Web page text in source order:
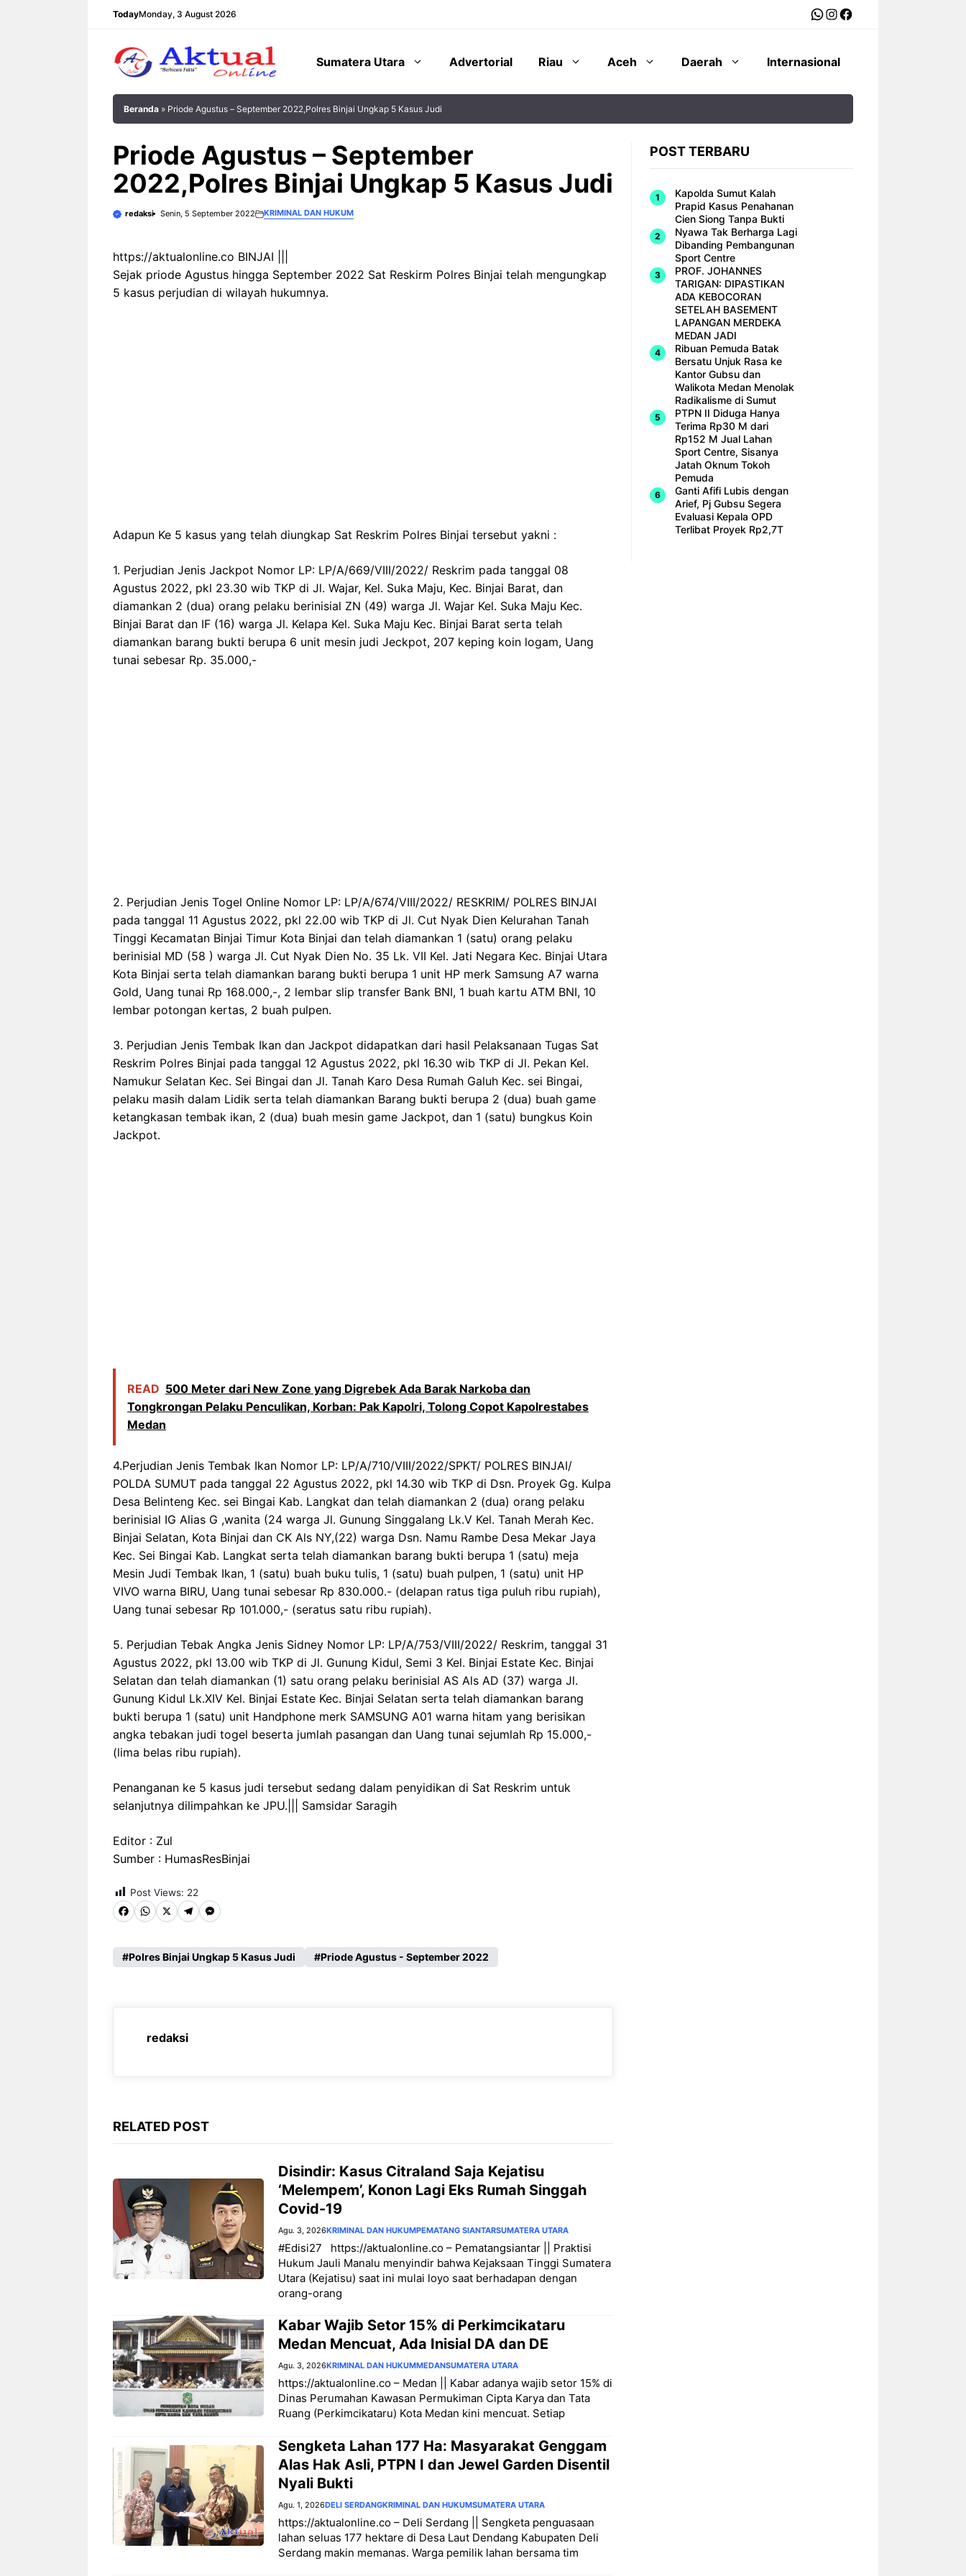
TodayMonday, 3 August 2026 WhatsApp
Instagram
Facebook
Sumatera Utara Advertorial Riau Aceh Daerah Internasional
Beranda » Priode Agustus – September 2022,Polres Binjai Ungkap 5 Kasus Judi
Priode Agustus – September
2022,Polres Binjai Ungkap 5 Kasus Judi
redaksi Senin, 5 September 2022 KRIMINAL DAN HUKUM
https://aktualonline.co BINJAI |||
Sejak priode Agustus hingga September 2022 Sat Reskirm Polres Binjai telah mengungkap
5 kasus perjudian di wilayah hukumnya.
Adapun Ke 5 kasus yang telah diungkap Sat Reskrim Polres Binjai tersebut yakni :
1. Perjudian Jenis Jackpot Nomor LP: LP/A/669/VIII/2022/ Reskrim pada tanggal 08
Agustus 2022, pkl 23.30 wib TKP di Jl. Wajar, Kel. Suka Maju, Kec. Binjai Barat, dan
diamankan 2 (dua) orang pelaku berinisial ZN (49) warga Jl. Wajar Kel. Suka Maju Kec.
Binjai Barat dan IF (16) warga Jl. Kelapa Kel. Suka Maju Kec. Binjai Barat serta telah
diamankan barang bukti berupa 6 unit mesin judi Jeckpot, 207 keping koin logam, Uang
tunai sebesar Rp. 35.000,-
2. Perjudian Jenis Togel Online Nomor LP: LP/A/674/VIII/2022/ RESKRIM/ POLRES BINJAI
pada tanggal 11 Agustus 2022, pkl 22.00 wib TKP di Jl. Cut Nyak Dien Kelurahan Tanah
Tinggi Kecamatan Binjai Timur Kota Binjai dan telah diamankan 1 (satu) orang pelaku
berinisial MD (58 ) warga Jl. Cut Nyak Dien No. 35 Lk. VII Kel. Jati Negara Kec. Binjai Utara
Kota Binjai serta telah diamankan barang bukti berupa 1 unit HP merk Samsung A7 warna
Gold, Uang tunai Rp 168.000,-, 2 lembar slip transfer Bank BNI, 1 buah kartu ATM BNI, 10
lembar potongan kertas, 2 buah pulpen.
3. Perjudian Jenis Tembak Ikan dan Jackpot didapatkan dari hasil Pelaksanaan Tugas Sat
Reskrim Polres Binjai pada tanggal 12 Agustus 2022, pkl 16.30 wib TKP di Jl. Pekan Kel.
Namukur Selatan Kec. Sei Bingai dan Jl. Tanah Karo Desa Rumah Galuh Kec. sei Bingai,
pelaku masih dalam Lidik serta telah diamankan Barang bukti berupa 2 (dua) buah game
ketangkasan tembak ikan, 2 (dua) buah mesin game Jackpot, dan 1 (satu) bungkus Koin
Jackpot.
READ 500 Meter dari New Zone yang Digrebek Ada Barak Narkoba dan
Tongkrongan Pelaku Penculikan, Korban: Pak Kapolri, Tolong Copot Kapolrestabes
Medan
4.Perjudian Jenis Tembak Ikan Nomor LP: LP/A/710/VIII/2022/SPKT/ POLRES BINJAI/
POLDA SUMUT pada tanggal 22 Agustus 2022, pkl 14.30 wib TKP di Dsn. Proyek Gg. Kulpa
Desa Belinteng Kec. sei Bingai Kab. Langkat dan telah diamankan 2 (dua) orang pelaku
berinisial IG Alias G ,wanita (24 warga Jl. Gunung Singgalang Lk.V Kel. Tanah Merah Kec.
Binjai Selatan, Kota Binjai dan CK Als NY,(22) warga Dsn. Namu Rambe Desa Mekar Jaya
Kec. Sei Bingai Kab. Langkat serta telah diamankan barang bukti berupa 1 (satu) meja
Mesin Judi Tembak Ikan, 1 (satu) buah buku tulis, 1 (satu) buah pulpen, 1 (satu) unit HP
VIVO warna BIRU, Uang tunai sebesar Rp 830.000.- (delapan ratus tiga puluh ribu rupiah),
Uang tunai sebesar Rp 101.000,- (seratus satu ribu rupiah).
5. Perjudian Tebak Angka Jenis Sidney Nomor LP: LP/A/753/VIII/2022/ Reskrim, tanggal 31
Agustus 2022, pkl 13.00 wib TKP di Jl. Gunung Kidul, Semi 3 Kel. Binjai Estate Kec. Binjai
Selatan dan telah diamankan (1) satu orang pelaku berinisial AS Als AD (37) warga Jl.
Gunung Kidul Lk.XIV Kel. Binjai Estate Kec. Binjai Selatan serta telah diamankan barang
bukti berupa 1 (satu) unit Handphone merk SAMSUNG A01 warna hitam yang berisikan
angka tebakan judi togel beserta jumlah pasangan dan Uang tunai sejumlah Rp 15.000,-
(lima belas ribu rupiah).
Penanganan ke 5 kasus judi tersebut sedang dalam penyidikan di Sat Reskrim untuk
selanjutnya dilimpahkan ke JPU.||| Samsidar Saragih
Editor : Zul
Sumber : HumasResBinjai
Post Views: 22
F
c
b
k
W
a
s
A
p
X T
l
g
r
m
M
s
e
e
Polres Binjai Ungkap 5 Kasus Judi Priode Agustus - September 2022
redaksi
RELATED POST
Disindir: Kasus Citraland Saja Kejatisu
‘Melempem’, Konon Lagi Eks Rumah Singgah
Covid-19
Agu. 3, 2026KRIMINAL DAN HUKUMPEMATANG SIANTARSUMATERA UTARA
#Edisi27 https://aktualonline.co – Pematangsiantar || Praktisi
Hukum Jauli Manalu menyindir bahwa Kejaksaan Tinggi Sumatera
Utara (Kejatisu) saat ini mulai loyo saat berhadapan dengan
orang-orang
‎Kabar Wajib Setor 15% di Perkimcikataru
Medan Mencuat, Ada Inisial DA dan DE
Agu. 3, 2026KRIMINAL DAN HUKUMMEDANSUMATERA UTARA
https://aktualonline.co – Medan || Kabar adanya wajib setor 15% di
Dinas Perumahan Kawasan Permukiman Cipta Karya dan Tata
Ruang (Perkimcikataru) Kota Medan kini mencuat. Setiap
Sengketa Lahan 177 Ha: Masyarakat Genggam
Alas Hak Asli, PTPN I dan Jewel Garden Disentil
Nyali Bukti
Agu. 1, 2026DELI SERDANGKRIMINAL DAN HUKUMSUMATERA UTARA
https://aktualonline.co – Deli Serdang || Sengketa penguasaan
lahan seluas 177 hektare di Desa Laut Dendang Kabupaten Deli
Serdang makin memanas. Warga pemilik lahan bersama tim
POST TERBARU
Kapolda Sumut Kalah
Prapid Kasus Penahanan
Cien Siong Tanpa Bukti
Nyawa Tak Berharga Lagi
Dibanding Pembangunan
Sport Centre
PROF. JOHANNES
TARIGAN: DIPASTIKAN
ADA KEBOCORAN
SETELAH BASEMENT
LAPANGAN MERDEKA
MEDAN JADI
Ribuan Pemuda Batak
Bersatu Unjuk Rasa ke
Kantor Gubsu dan
Walikota Medan Menolak
Radikalisme di Sumut
PTPN II Diduga Hanya
Terima Rp30 M dari
Rp152 M Jual Lahan
Sport Centre, Sisanya
Jatah Oknum Tokoh
Pemuda
Ganti Afifi Lubis dengan
Arief, Pj Gubsu Segera
Evaluasi Kepala OPD
Terlibat Proyek Rp2,7T